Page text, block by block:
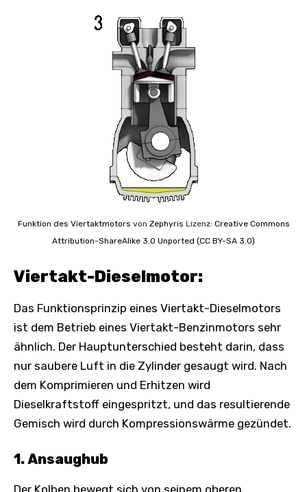
Funktion des Viertaktmotors von Zephyris Lizenz: Creative Commons
Attribution-ShareAlike 3.0 Unported (CC BY-SA 3.0)
Viertakt-Dieselmotor:
Das Funktionsprinzip eines Viertakt-Dieselmotors
ist dem Betrieb eines Viertakt-Benzinmotors sehr
ähnlich. Der Hauptunterschied besteht darin, dass
nur saubere Luft in die Zylinder gesaugt wird. Nach
dem Komprimieren und Erhitzen wird
Dieselkraftstoff eingespritzt, und das resultierende
Gemisch wird durch Kompressionswärme gezündet.
1. Ansaughub
Der Kolben bewegt sich von seinem oberen